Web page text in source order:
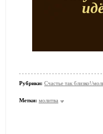
Рубрики: Счастье так близко!/
Метки: молитва